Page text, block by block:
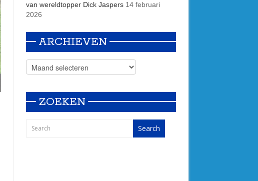
van wereldtopper Dick Jaspers 14 februari
2026
ARCHIEVEN
ZOEKEN